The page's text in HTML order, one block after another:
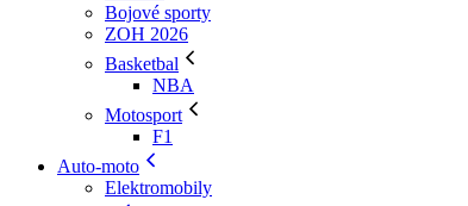
Bojové sporty
ZOH 2026
Basketbal
NBA
Motosport
F1
Auto-moto
Elektromobily